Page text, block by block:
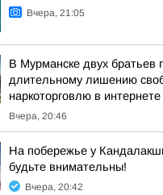
Вчера, 21:05
В Мурманске двух братьев
длительному лишению
наркоторговлю в интернете
Вчера, 20:46
На побережье у
будьте внимательны!
Вчера, 20:42